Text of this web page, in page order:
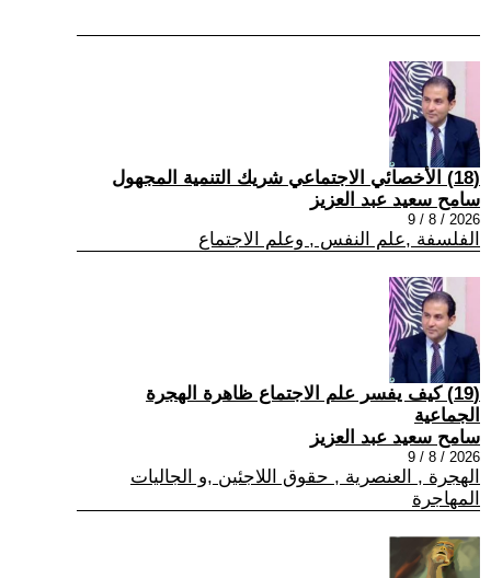
(18) الأخصائي الاجتماعي شريك التنمية المجهول
سامح سعيد عبد العزيز
2026 / 8 / 9
الفلسفة ,علم النفس , وعلم الاجتماع
(19) كيف يفسر علم الاجتماع ظاهرة الهجرة
الجماعية
سامح سعيد عبد العزيز
2026 / 8 / 9
الهجرة , العنصرية , حقوق اللاجئين ,و الجاليات
المهاجرة